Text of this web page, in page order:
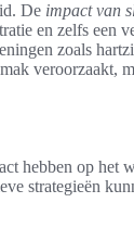
De impact van
en zelfs een
zoals
veroorzaakt,
hebben op het
strategieën